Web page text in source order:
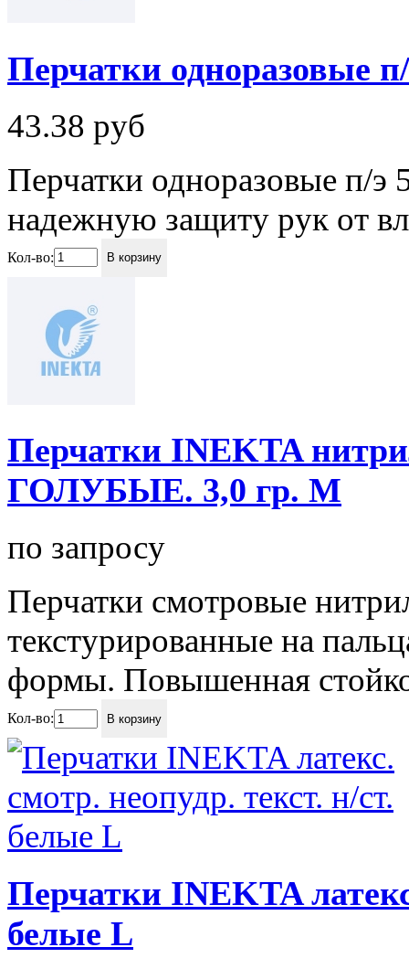
Перчатки одноразовые
43.38 руб
Перчатки одноразовые п/э
надежную защиту рук от
Кол-во: В корзину
Перчатки INEKTA
ГОЛУБЫЕ. 3,0 гр. M
по запросу
Перчатки смотровые
текстурированные на
формы. Повышенная
Кол-во: В корзину
Перчатки INEKTA
белые L